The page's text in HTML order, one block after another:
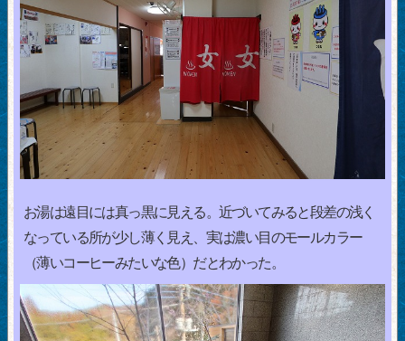
お湯は遠目には真っ黒に見える。近づいてみると段差の浅く
なっている所が少し薄く見え、実は濃い目のモールカラー
（薄いコーヒーみたいな色）だとわかった。